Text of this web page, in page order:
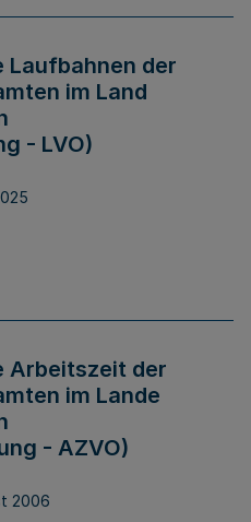
Laufbahnen der
im Land
- LVO)
Arbeitszeit der
im Lande
- AZVO)
2006